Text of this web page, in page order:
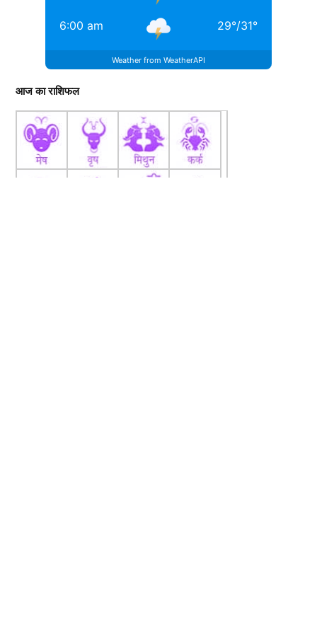
6:00 am 29°/31°
Weather from WeatherAPI
आज का राशिफल